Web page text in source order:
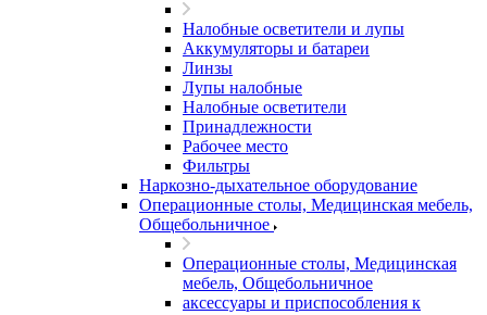
Налобные осветители и лупы
Аккумуляторы и батареи
Линзы
Лупы налобные
Налобные осветители
Принадлежности
Рабочее место
Фильтры
Наркозно-дыхательное оборудование
Операционные столы, Медицинская мебель,
Общебольничное
Операционные столы, Медицинская
мебель, Общебольничное
аксессуары и приспособления к